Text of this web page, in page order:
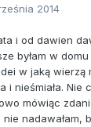
2014
i od dawien
byłam w
w jaką wierzą
i nieśmiała. Nie
mówiąc
nadawałam,